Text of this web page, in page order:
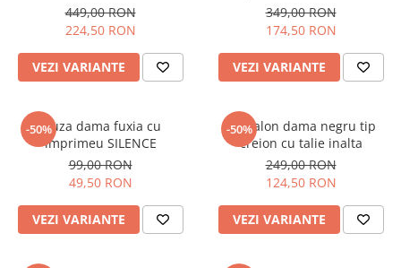
449,00 RON
224,50 RON
VEZI VARIANTE
349,00 RON
174,50 RON
VEZI VARIANTE
-50%Bluza dama fuxia cu
imprimeu SILENCE
99,00 RON
49,50 RON
VEZI VARIANTE
-50%
Pantalon dama negru tip
creion cu talie inalta
249,00 RON
124,50 RON
VEZI VARIANTE